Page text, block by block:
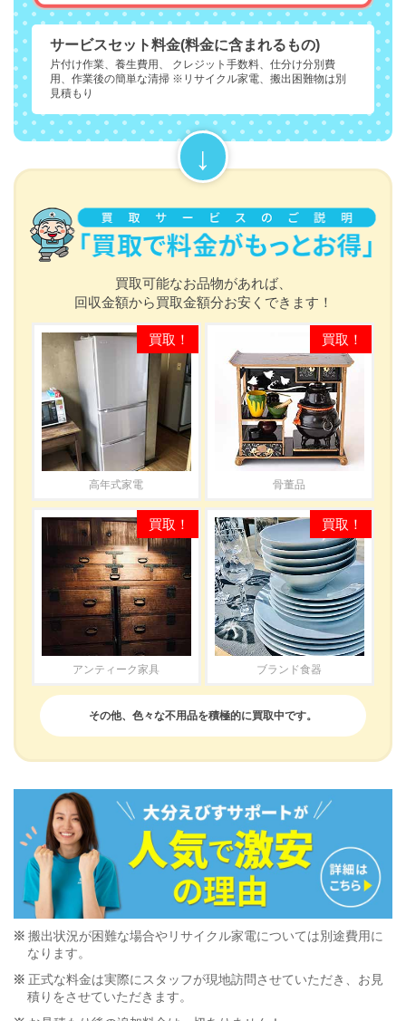
サービスセット料金(料金に含まれるもの)
片付け作業、養生費用、 クレジット手数料、仕分け分別費
用、作業後の簡単な清掃 ※リサイクル家電、搬出困難物は別
見積もり
買取可能なお品物があれば、
回収金額から買取金額分お安くできます！
高年式家電 骨董品
アンティーク家具 ブランド食器
その他、色々な不用品を積極的に買取中です。
搬出状況が困難な場合やリサイクル家電については別途費用に
なります。
正式な料金は実際にスタッフが現地訪問させていただき、お見
積りをさせていただきます。